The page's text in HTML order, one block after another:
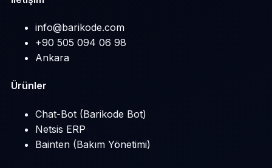
info@barikode.com
+90 505 094 06 98
Ankara
Ürünler
Chat-Bot (Barikode Bot)
Netsis ERP
Bainten (Bakım Yönetimi)